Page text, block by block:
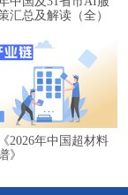
汇总及解读（全）
2026年中国超材料
》